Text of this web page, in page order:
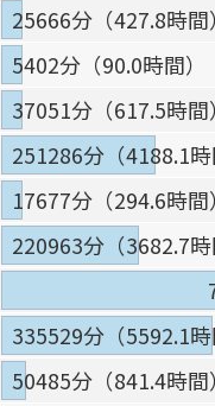
25666分（427.8時間
5402分（90.0時間）
37051分（617.5時間
251286分（4188.1
17677分（294.6時間
220963分（3682.7
335529分（5592.1
50485分（841.4時間